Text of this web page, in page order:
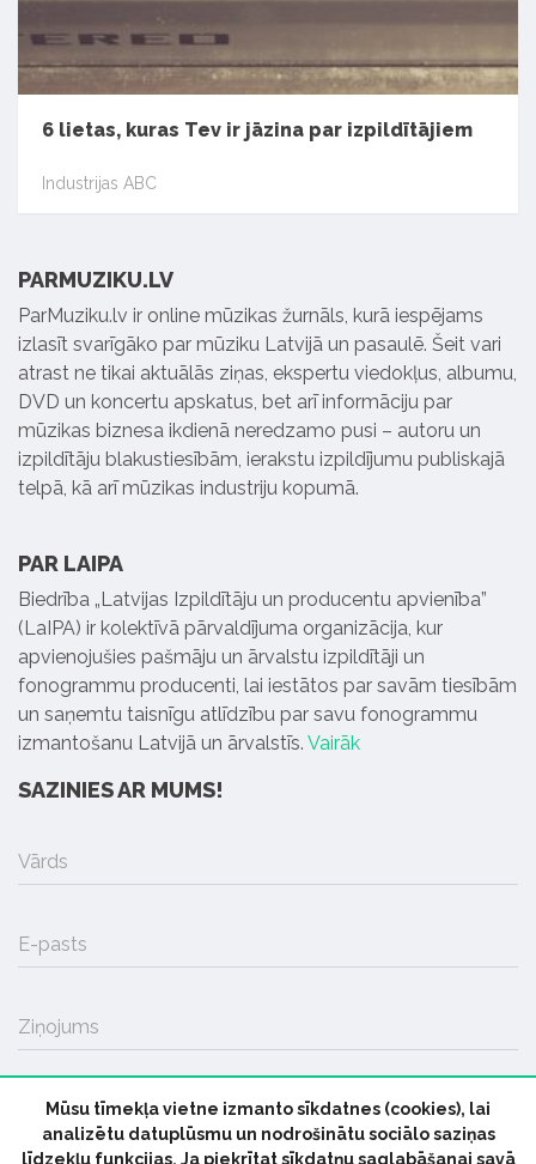
6 lietas, kuras Tev ir jāzina par izpildītājiem
Industrijas ABC
PARMUZIKU.LV
ParMuziku.lv ir online mūzikas žurnāls, kurā iespējams
izlasīt svarīgāko par mūziku Latvijā un pasaulē. Šeit vari
atrast ne tikai aktuālās ziņas, ekspertu viedokļus, albumu,
DVD un koncertu apskatus, bet arī informāciju par
mūzikas biznesa ikdienā neredzamo pusi – autoru un
izpildītāju blakustiesībām, ierakstu izpildījumu publiskajā
telpā, kā arī mūzikas industriju kopumā.
PAR LAIPA
Biedrība „Latvijas Izpildītāju un producentu apvienība”
(LaIPA) ir kolektīvā pārvaldījuma organizācija, kur
apvienojušies pašmāju un ārvalstu izpildītāji un
fonogrammu producenti, lai iestātos par savām tiesībām
un saņemtu taisnīgu atlīdzību par savu fonogrammu
izmantošanu Latvijā un ārvalstīs. Vairāk
SAZINIES AR MUMS!
Vārds
E-pasts
Ziņojums
SŪTĪT
Mūsu tīmekļa vietne izmanto sīkdatnes (cookies), lai
analizētu datuplūsmu un nodrošinātu sociālo saziņas
līdzekļu funkcijas. Ja piekrītat sīkdatņu saglabāšanai savā